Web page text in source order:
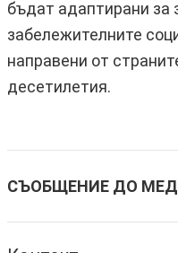
бъдат адаптирани за
забележителните
направени от
десетилетия.
СЪОБЩЕНИЕ ДО